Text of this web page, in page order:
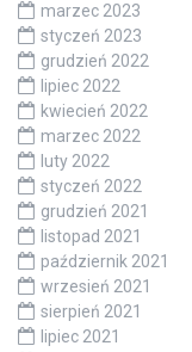
marzec 2023
styczeń 2023
grudzień 2022
lipiec 2022
kwiecień 2022
marzec 2022
luty 2022
styczeń 2022
grudzień 2021
listopad 2021
październik 2021
wrzesień 2021
sierpień 2021
lipiec 2021